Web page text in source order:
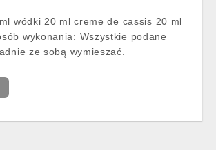
wódki 20 ml creme de cassis 20 ml
wykonania: Wszystkie podane
ze sobą wymieszać.